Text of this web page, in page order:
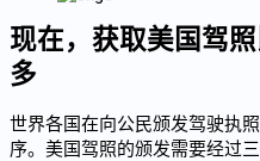
现在，获取美国驾
多
世界各国在向公民颁发驾驶执
序。美国驾照的颁发需要经过